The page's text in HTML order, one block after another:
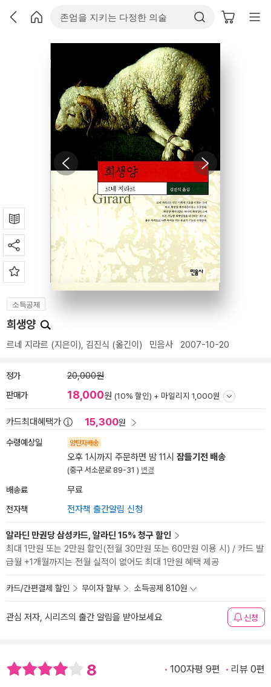
소득공제
희생양
르네 지라르 (지은이), 김진식 (옮긴이) 민음사 2007-10-20
정가 20,000원
판매가 18,000원 (10% 할인) + 마일리지 1,000원
카드최대혜택가 15,300원
수령예상일 양탄자배송
오후 1시까지 주문하면 밤 11시 잠들기전 배송
(중구 서소문로 89-31 ) 변경
배송료 무료
전자책 전자책 출간알림 신청
알라딘 만권당 삼성카드, 알라딘 15% 청구 할인
최대 1만원 또는 2만원 할인(전월 30만원 또는 60만원 이용 시) / 카드 발
급월 +1개월까지는 전월 실적이 없어도 최대 1만원 혜택 제공
카드/간편결제 할인 무이자 할부 소득공제 810원
관심 저자, 시리즈의 출간 알림을 받아보세요 신청
8 100자평 9편 리뷰 0편